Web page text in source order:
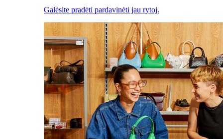
Galėsite pradėti pardavinėti jau rytoj.